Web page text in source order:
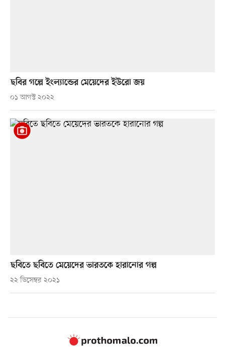
ছবির গল্পে ইংল্যান্ডের মেয়েদের ইউরো জয়
০১ আগস্ট ২০২২
ছবিতে ছবিতে মেয়েদের ভারতকে হারানোর গল্প
২২ ডিসেম্বর ২০২১